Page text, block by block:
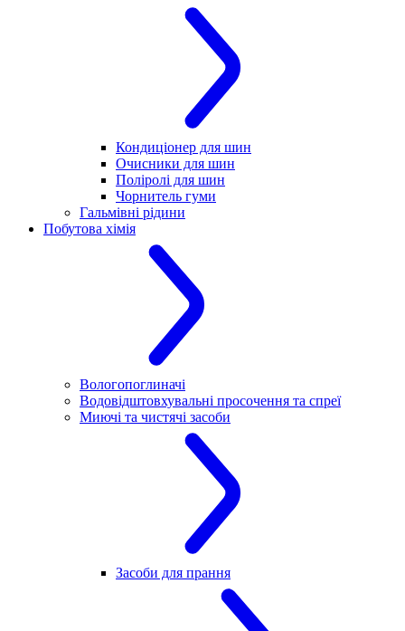
Кондиціонер для шин
Очисники для шин
Поліролі для шин
Чорнитель гуми
Гальмівні рідини
Побутова хімія
Вологопоглиначі
Водовідштовхувальні просочення та спреї
Миючі та чистячі засоби
Засоби для прання